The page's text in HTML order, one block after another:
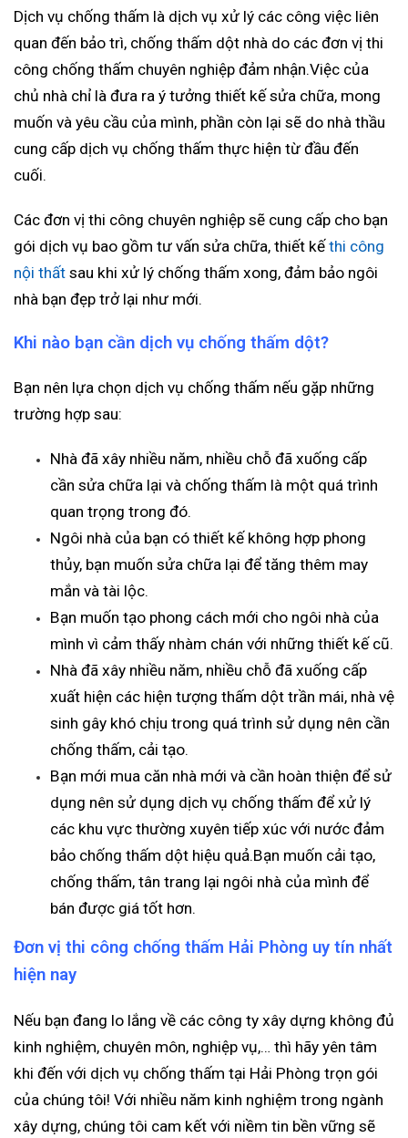
Dịch vụ chống thấm là dịch vụ xử lý các công việc liên
quan đến bảo trì, chống thấm dột nhà do các đơn vị thi
công chống thấm chuyên nghiệp đảm nhận.Việc của
chủ nhà chỉ là đưa ra ý tưởng thiết kế sửa chữa, mong
muốn và yêu cầu của mình, phần còn lại sẽ do nhà thầu
cung cấp dịch vụ chống thấm thực hiện từ đầu đến
cuối.
Các đơn vị thi công chuyên nghiệp sẽ cung cấp cho bạn
gói dịch vụ bao gồm tư vấn sửa chữa, thiết kếthi công
nội thất sau khi xử lý chống thấm xong, đảm bảo ngôi
nhà bạn đẹp trở lại như mới.
Khi nào bạn cần dịch vụ chống thấm dột?
Bạn nên lựa chọn dịch vụ chống thấm nếu gặp những
trường hợp sau:
Nhà đã xây nhiều năm, nhiều chỗ đã xuống cấp
cần sửa chữa lại và chống thấm là một quá trình
quan trọng trong đó.
Ngôi nhà của bạn có thiết kế không hợp phong
thủy, bạn muốn sửa chữa lại để tăng thêm may
mắn và tài lộc.
Bạn muốn tạo phong cách mới cho ngôi nhà của
mình vì cảm thấy nhàm chán với những thiết kế cũ.
Nhà đã xây nhiều năm, nhiều chỗ đã xuống cấp
xuất hiện các hiện tượng thấm dột trần mái, nhà vệ
sinh gây khó chịu trong quá trình sử dụng nên cần
chống thấm, cải tạo.
Bạn mới mua căn nhà mới và cần hoàn thiện để sử
dụng nên sử dụng dịch vụ chống thấm để xử lý
các khu vực thường xuyên tiếp xúc với nước đảm
bảo chống thấm dột hiệu quả.Bạn muốn cải tạo,
chống thấm, tân trang lại ngôi nhà của mình để
bán được giá tốt hơn.
Đơn vị thi công chống thấm Hải Phòng uy tín nhất
hiện nay
Nếu bạn đang lo lắng về các công ty xây dựng không đủ
kinh nghiệm, chuyên môn, nghiệp vụ,… thì hãy yên tâm
khi đến với dịch vụ chống thấm tại Hải Phòng trọn gói
của chúng tôi! Với nhiều năm kinh nghiệm trong ngành
xây dựng, chúng tôi cam kết với niềm tin bền vững sẽ